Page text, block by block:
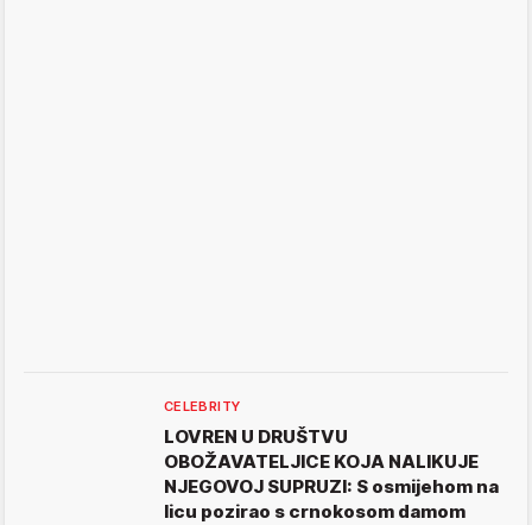
CELEBRITY
LOVREN U DRUŠTVU
OBOŽAVATELJICE KOJA NALIKUJE
NJEGOVOJ SUPRUZI: S osmijehom na
licu pozirao s crnokosom damom